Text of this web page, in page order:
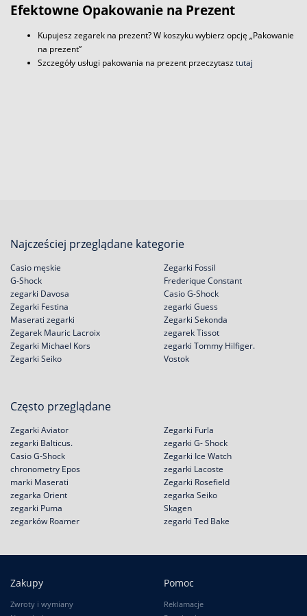
Efektowne Opakowanie na Prezent
Kupujesz zegarek na prezent? W koszyku wybierz opcję „Pakowanie
na prezent”
Szczegóły usługi pakowania na prezent przeczytasztutaj
Najcześciej przeglądane kategorie
Casio męskie
G-Shock
zegarki Davosa
Zegarki Festina
Zegarki Fossil
Frederique Constant
Casio G-Shock
zegarki Guess
Maserati zegarki
Zegarek Mauric Lacroix
Zegarki Michael Kors
Zegarki Seiko
Zegarki Sekonda
zegarek Tissot
zegarki Tommy Hilfiger.
Vostok
Często przeglądane
Zegarki Aviator
zegarki Balticus.
Casio G-Shock
chronometry Epos
Zegarki Furla
zegarki G- Shock
Zegarki Ice Watch
zegarki Lacoste
marki Maserati
zegarka Orient
zegarki Puma
zegarków Roamer
Zegarki Rosefield
zegarka Seiko
Skagen
zegarki Ted Bake
Zakupy
Zwroty i wymiany
Pomoc
Reklamacje